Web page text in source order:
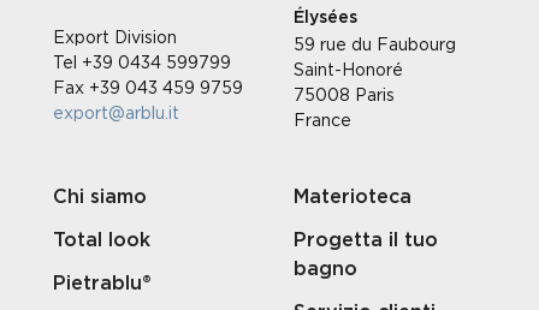
Export Division
Tel +39 0434 599799
Fax +39 043 459 9759
export@arblu.it
Élysées
59 rue du Faubourg
Saint-Honoré
75008 Paris
France
Chi siamo
Total look
Pietrablu®
Materioteca
Progetta il tuo
bagno